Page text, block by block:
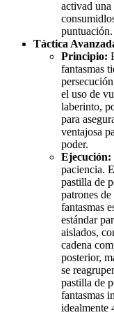
activad
puntuación.
Táctica
Principio:
fantasmas
el uso de
laberinto,
para
ventajosa
poder.
Ejecución:
paciencia.
pastilla de
patrones
fantasmas
estándar
aislados,
cadena
posterior,
se
pastilla de
fantasmas
idealmente